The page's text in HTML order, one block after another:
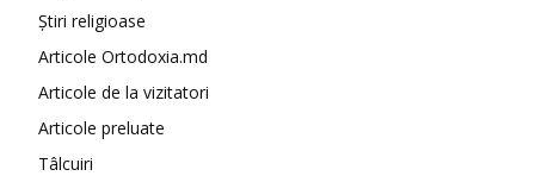
Știri religioase
Articole Ortodoxia.md
Articole de la vizitatori
Articole preluate
Tâlcuiri